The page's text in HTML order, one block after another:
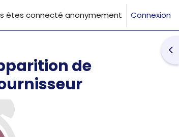
êtes connecté anonymement Connexion
de